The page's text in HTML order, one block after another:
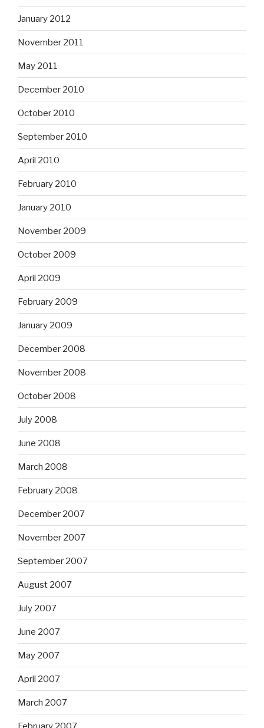
January 2012
November 2011
May 2011
December 2010
October 2010
September 2010
April 2010
February 2010
January 2010
November 2009
October 2009
April 2009
February 2009
January 2009
December 2008
November 2008
October 2008
July 2008
June 2008
March 2008
February 2008
December 2007
November 2007
September 2007
August 2007
July 2007
June 2007
May 2007
April 2007
March 2007